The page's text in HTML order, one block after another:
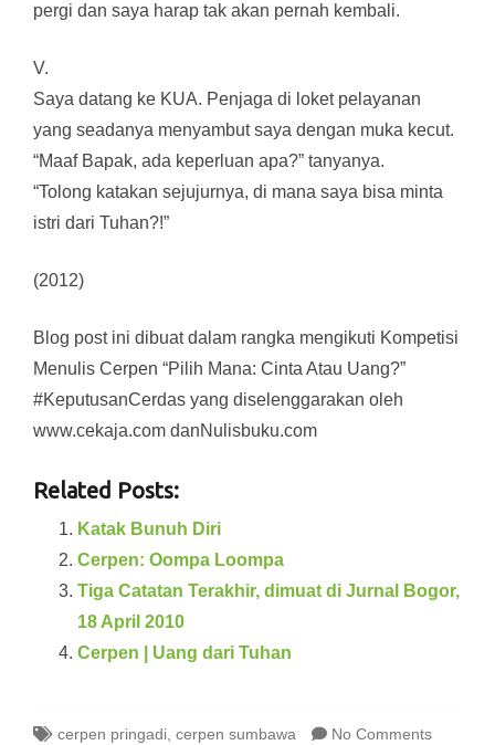
pergi dan saya harap tak akan pernah kembali.
V.
Saya datang ke KUA. Penjaga di loket pelayanan
yang seadanya menyambut saya dengan muka kecut.
“Maaf Bapak, ada keperluan apa?” tanyanya.
“Tolong katakan sejujurnya, di mana saya bisa minta
istri dari Tuhan?!”
(2012)
Blog post ini dibuat dalam rangka mengikuti Kompetisi
Menulis Cerpen “Pilih Mana: Cinta Atau Uang?”
#KeputusanCerdas yang diselenggarakan oleh
www.cekaja.com danNulisbuku.com
Related Posts:
Katak Bunuh Diri
Cerpen: Oompa Loompa
Tiga Catatan Terakhir, dimuat di Jurnal Bogor,
18 April 2010
Cerpen | Uang dari Tuhan
cerpen pringadi cerpen sumbawa No Comments